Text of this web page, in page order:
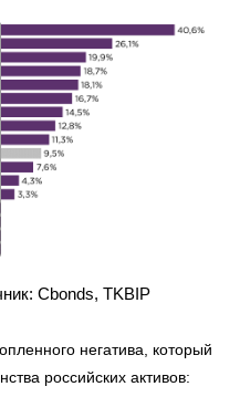
Cbonds, TKBIP
негатива, который
российских активов: